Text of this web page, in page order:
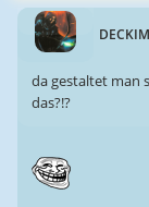
da gestaltet man
das?!?